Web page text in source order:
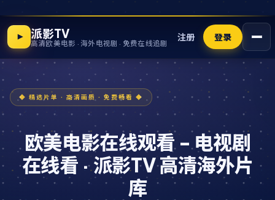
派影TV
高清欧美电影 · 海外电视剧 · 免费在线追剧
注册 登录
欧美电影在线观看 - 电视剧
在线看 · 派影TV 高清海外片
库